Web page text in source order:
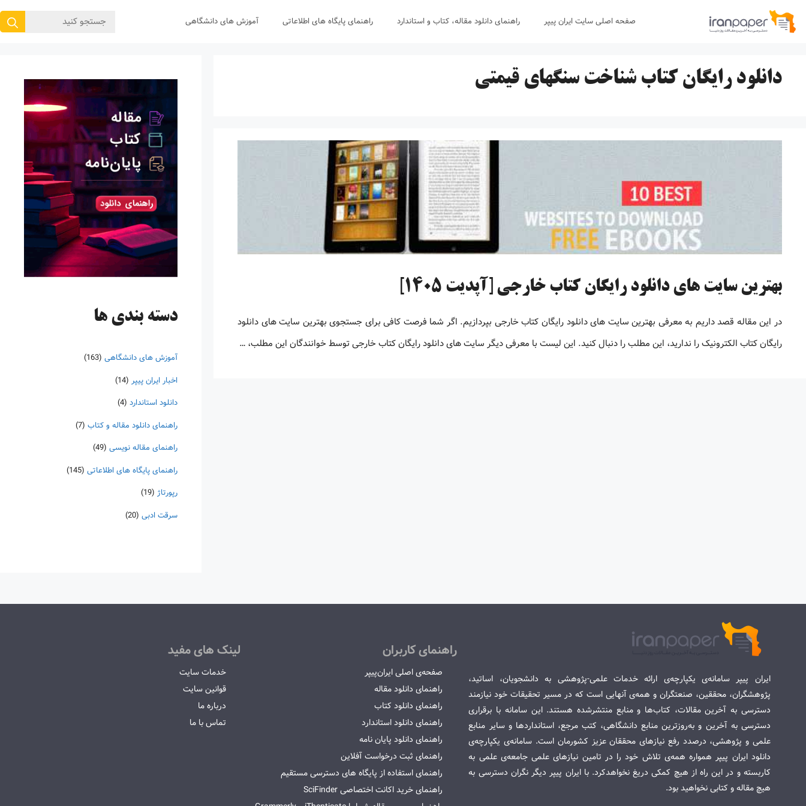
پرش
صفحه اصلی سایت ایران پیپر راهنمای دانلود مقاله، کتاب و استاندارد راهنمای پایگاه های اطلاعاتی آموزش های دانشگاهی
جستجوی
دانلود رایگان کتاب شناخت سنگهای قیمتی
بهترین سایت های دانلود رایگان کتاب خارجی [آپدیت 1405]
در این مقاله قصد داریم به معرفی بهترین سایت های دانلود رایگان کتاب خارجی بپردازیم. اگر شما فرصت کافی برای جستجوی بهترین سایت های دانلود
رایگان کتاب الکترونیک را ندارید، این مطلب را دنبال کنید. این لیست با معرفی دیگر سایت های دانلود رایگان کتاب خارجی توسط خوانندگان این مطلب، …
دسته‌ بندی ها
آموزش های دانشگاهی (163)
اخبار ایران پیپر (14)
دانلود استاندارد (4)
راهنمای دانلود مقاله و کتاب (7)
راهنمای مقاله نویسی (49)
راهنمای پایگاه های اطلاعاتی (145)
رپورتاژ (19)
سرقت ادبی (20)
ایران پیپر سامانه‌ی یکپارچه‌ی ارائه خدمات علمی-پژوهشی به دانشجویان، اساتید،
پژوهشگران، محققین، صنعتگران و همه‌ی آنهایی است که در مسیر تحقیقات خود نیازمند
دسترسی به آخرین مقالات، کتاب‌ها و منابع منتشرشده هستند. این سامانه با برقراری
دسترسی به آخرین و به‌روزترین منابع دانشگاهی، کتب مرجع، استانداردها و سایر منابع
علمی و پژوهشی، درصدد رفع نیازهای محققان عزیز کشورمان است. سامانه‌ی یکپارچه‌ی
دانلود ایران پیپر همواره همه‌ی تلاش خود را در تامین نیازهای علمی جامعه‌ی علمی به
کاربسته و در این راه از هیچ کمکی دریغ نخواهدکرد. با ایران پیپر دیگر نگران دسترسی به
هیچ مقاله و کتابی نخواهید بود.
راهنمای کاربران
صفحه‌ی اصلی ایران‌پیپر
راهنمای دانلود مقاله
راهنمای دانلود کتاب
راهنمای دانلود استاندارد
راهنمای دانلود پایان نامه
راهنمای ثبت درخواست آفلاین
راهنمای استفاده از پایگاه های دسترسی مستقیم
راهنمای خرید اکانت اختصاصی SciFinder
لینک های مفید
خدمات سایت
قوانین سایت
درباره ما
تماس با ما